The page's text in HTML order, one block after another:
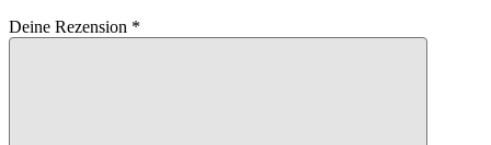
Deine Rezension *